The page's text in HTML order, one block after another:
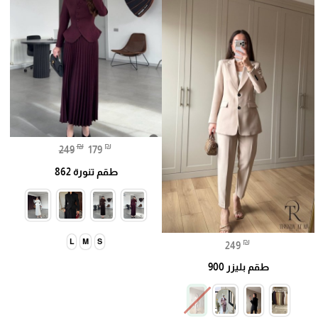
249 ₪
طقم بليزر 900
249 ₪ 179 ₪
طقم تنورة 862
S
M
L